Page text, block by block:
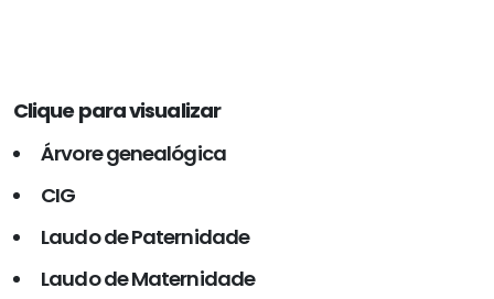
Clique para visualizar
Árvore genealógica
CIG
Laudo de Paternidade
Laudo de Maternidade